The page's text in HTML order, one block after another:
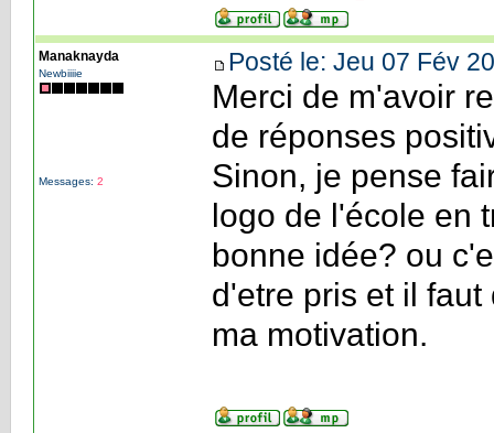
Manaknayda
Newbiiiie
Messages: 2
Posté le: Jeu 07 Fév
Merci de m'avoir
de réponses
Sinon, je pense
logo de l'école en
bonne idée? ou
d'etre pris et il
ma motivation.